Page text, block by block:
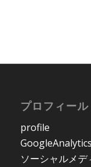
プロフィー
profile
ソーシャルメ